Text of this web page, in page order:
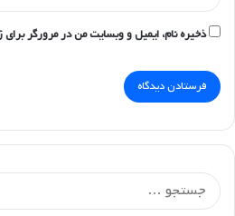
ذخیره نام، ایمیل و وبسایت من در مرورگر